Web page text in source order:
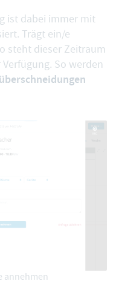
ist dabei immer mit
Trägt ein/e
steht dieser Zeitraum
So werden
annehmen